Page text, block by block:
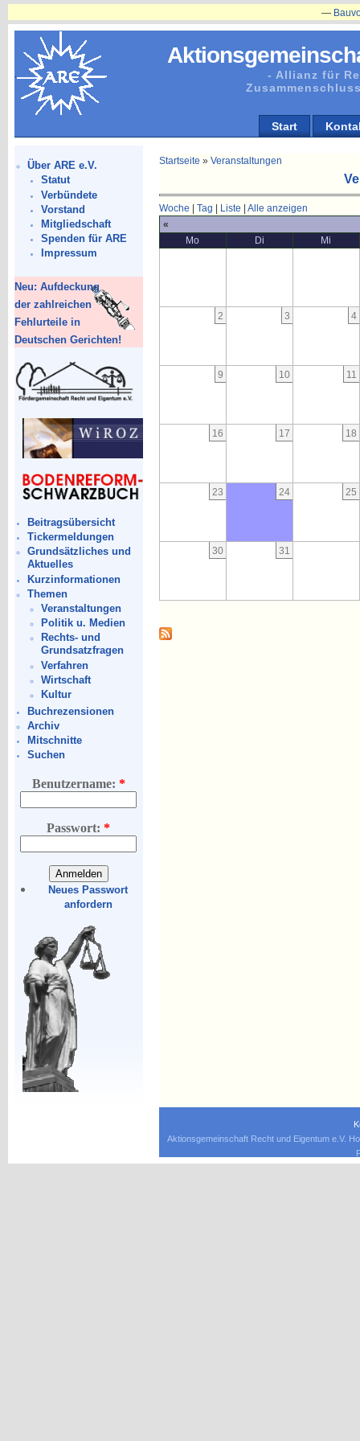
- Allianz für
Start
Über ARE e.V.
Statut
Verbündete
Vorstand
Mitgliedschaft
Spenden für ARE
Impressum
Neu: Aufdeckung
der zahlreichen
Fehlurteile in
Deutschen Gerichten!
Beitragsübersicht
Tickermeldungen
Grundsätzliches und
Aktuelles
Kurzinformationen
Themen
Veranstaltungen
Politik u. Medien
Rechts- und
Grundsatzfragen
Verfahren
Wirtschaft
Kultur
Buchrezensionen
Archiv
Mitschnitte
Suchen
Benutzername: *
Passwort:*
Neues Passwort
anfordern
Startseite » Veranstaltungen
Woche Tag Liste
Alle anzeigen
«
Mo
Di Mi
2 3 4
9 10 11
16 17 18
23 24 25
30 31
Aktionsgemeinschaft Recht und Eigentum e.V.